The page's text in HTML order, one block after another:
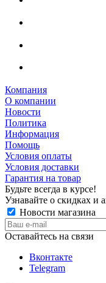
Компания
О компании
Новости
Политика
Информация
Помощь
Условия оплаты
Условия доставки
Гарантия на товар
Будьте всегда в курсе!
Узнавайте о скидках и
Новости магазина
Оставайтесь на связи
Вконтакте
Telegram